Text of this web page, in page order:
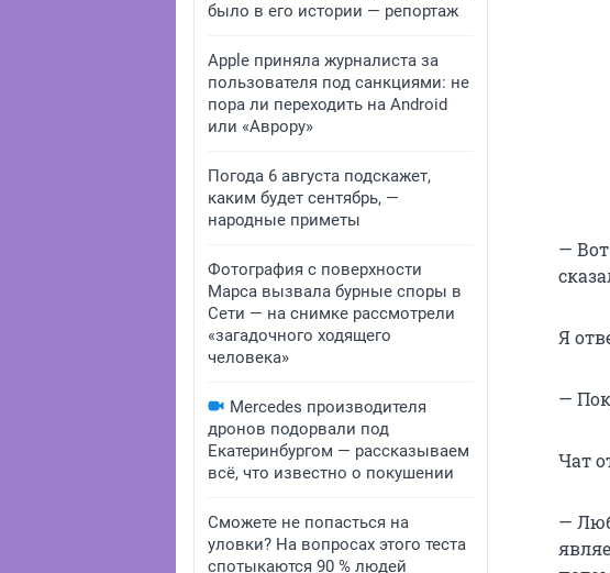
было в его истории — репортаж
Apple приняла журналиста за
пользователя под санкциями: не
пора ли переходить на Android
или «Аврору»
Погода 6 августа подскажет,
каким будет сентябрь, —
народные приметы
Фотография с поверхности
Марса вызвала бурные споры в
Сети — на снимке рассмотрели
«загадочного ходящего
человека»
Mercedes производителя
дронов подорвали под
Екатеринбургом — рассказываем
всё, что известно о покушении
Сможете не попасться на
уловки? На вопросах этого теста
спотыкаются 90 % людей
—
Я
—
Чат
—